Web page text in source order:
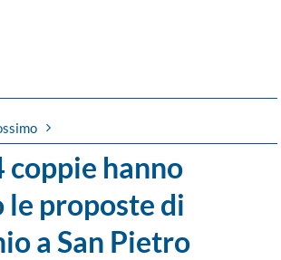
coppie hanno
proposte di
a San Pietro